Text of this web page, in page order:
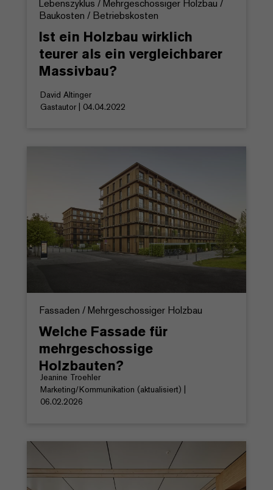
Lebenszyklus / Mehrgeschossiger Holzbau /
Baukosten / Betriebskosten
Ist ein Holzbau wirklich
teurer als ein vergleichbarer
Massivbau?
David Altinger
Gastautor | 04.04.2022
Fassaden / Mehrgeschossiger Holzbau
Welche Fassade für
mehrgeschossige
Holzbauten?
Jeanine Troehler
Marketing/Kommunikation (aktualisiert) |
06.02.2026